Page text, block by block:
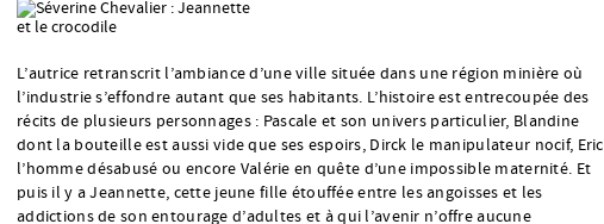
L’autrice retranscrit l’ambiance d’une ville située dans une région minière où
l’industrie s’effondre autant que ses habitants. L’histoire est entrecoupée des
récits de plusieurs personnages : Pascale et son univers particulier, Blandine
dont la bouteille est aussi vide que ses espoirs, Dirck le manipulateur nocif, Eric
l’homme désabusé ou encore Valérie en quête d’une impossible maternité. Et
puis il y a Jeannette, cette jeune fille étouffée entre les angoisses et les
addictions de son entourage d’adultes et à qui l’avenir n’offre aucune